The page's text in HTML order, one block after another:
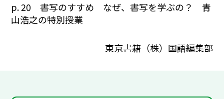
p. 20 書写のすすめ なぜ、書写を学ぶの？ 青
山浩之の特別授業
東京書籍（株）国語編集部